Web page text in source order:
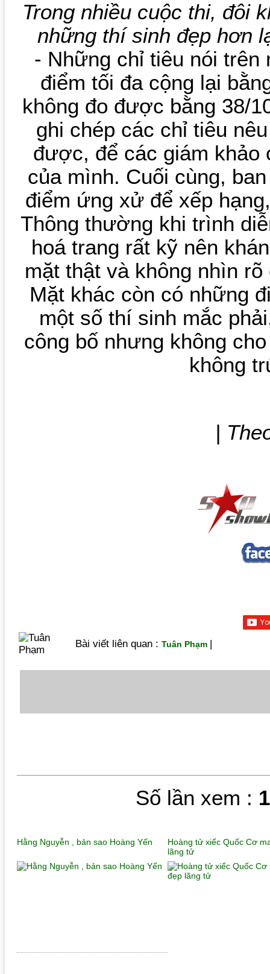
Trong nhiều cuộc thi, đôi
những thí sinh đẹp hơn
- Những chỉ tiêu nói
điểm tối đa cộng lại
không đo được bằng 38/
ghi chép các chỉ tiêu
được, để các giám khảo
của mình. Cuối cùng,
điểm ứng xử để xếp
Thông thường khi trình
hoá trang rất kỹ nên
mặt thật và không nhìn
Mặt khác còn có những
một số thí sinh mắc
công bố nhưng không
không
|
Bài viết liên quan : Tuân Phạm |
Số lần xem :
Hằng Nguyễn , bản sao Hoàng Yến
Hoàng tử xiếc Quốc Cơ
lãng tử